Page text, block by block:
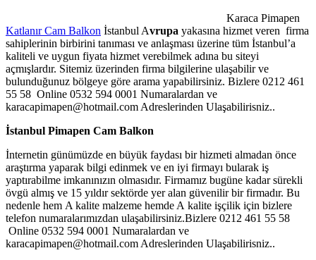
Karaca Pimapen
Katlanır Cam Balkon İstanbul Avrupa yakasına hizmet veren firma
sahiplerinin birbirini tanıması ve anlaşması üzerine tüm İstanbul’a
kaliteli ve uygun fiyata hizmet verebilmek adına bu siteyi
açmışlardır. Sitemiz üzerinden firma bilgilerine ulaşabilir ve
bulunduğunuz bölgeye göre arama yapabilirsiniz. Bizlere 0212 461
55 58 Online 0532 594 0001 Numaralardan ve
karacapimapen@hotmail.com Adreslerinden Ulaşabilirisniz..
İstanbul Pimapen Cam Balkon
İnternetin günümüzde en büyük faydası bir hizmeti almadan önce
araştırma yaparak bilgi edinmek ve en iyi firmayı bularak iş
yaptırabilme imkanınızın olmasıdır. Firmamız bugüne kadar sürekli
övgü almış ve 15 yıldır sektörde yer alan güvenilir bir firmadır. Bu
nedenle hem A kalite malzeme hemde A kalite işçilik için bizlere
telefon numaralarımızdan ulaşabilirsiniz.Bizlere 0212 461 55 58
Online 0532 594 0001 Numaralardan ve
karacapimapen@hotmail.com Adreslerinden Ulaşabilirisniz..